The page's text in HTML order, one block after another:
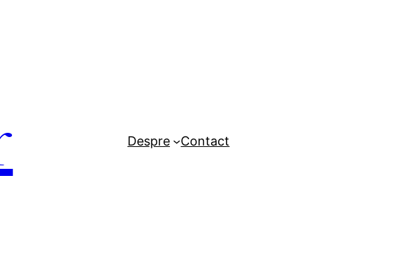
Despre Contact